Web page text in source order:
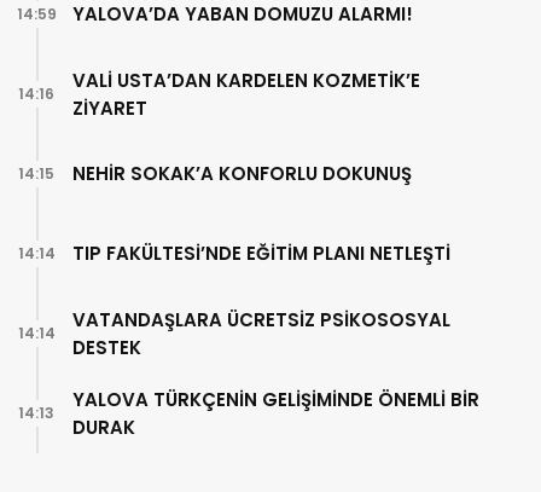
YALOVA’DA YABAN DOMUZU ALARMI!
14:59
VALİ USTA’DAN KARDELEN KOZMETİK’E
ZİYARET
14:16
NEHİR SOKAK’A KONFORLU DOKUNUŞ
14:15
TIP FAKÜLTESİ’NDE EĞİTİM PLANI NETLEŞTİ
14:14
VATANDAŞLARA ÜCRETSİZ PSİKOSOSYAL
DESTEK
14:14
YALOVA TÜRKÇENİN GELİŞİMİNDE ÖNEMLİ BİR
DURAK
14:13